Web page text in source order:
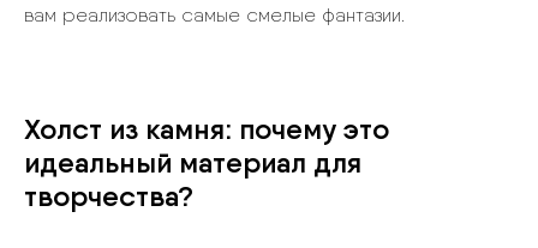
вам реализовать самые смелые фантазии.
Холст из камня: почему это
идеальный материал для
творчества?